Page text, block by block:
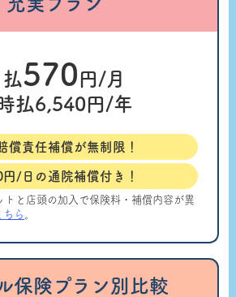
払570円/月
払6,540円/年
償責任補償が無制限！
円/日の通院補償付き！
と店頭の加入で保険料・補償内容が異
ちら 。
保険プラン別比較